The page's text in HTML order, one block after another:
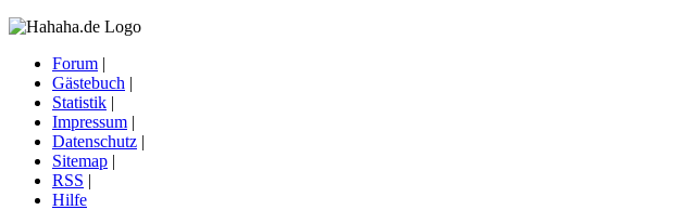
Forum |
Gästebuch |
Statistik |
Impressum |
Datenschutz |
Sitemap |
RSS |
Hilfe